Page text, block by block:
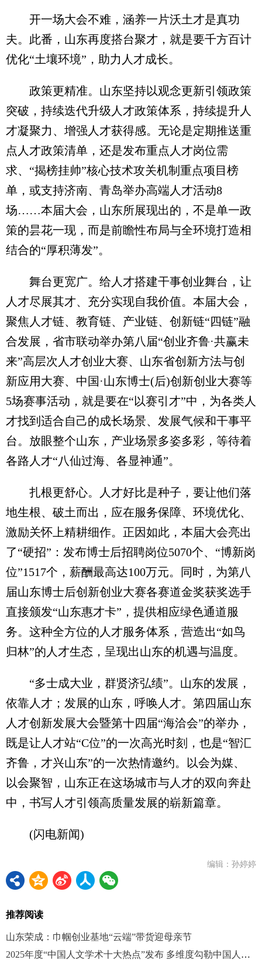
开一场大会不难，涵养一片沃土才是真功
夫。此番，山东再度搭台聚才，就是要千方百计
优化“土壤环境”，助力人才成长。
政策更精准。山东坚持以观念更新引领政策
突破，持续迭代升级人才政策体系，持续提升人
才凝聚力、增强人才获得感。无论是定期推送重
点人才政策清单，还是发布重点人才岗位需
求、“揭榜挂帅”核心技术攻关机制重点项目榜
单，或支持济南、青岛举办高端人才活动8
场……本届大会，山东所展现出的，不是单一政
策的昙花一现，而是前瞻性布局与全环境打造相
结合的“厚积薄发”。
舞台更宽广。给人才搭建干事创业舞台，让
人才尽展其才、充分实现自我价值。本届大会，
聚焦人才链、教育链、产业链、创新链“四链”融
合发展，省市联动举办第八届“创业齐鲁·共赢未
来”高层次人才创业大赛、山东省创新方法与创
新应用大赛、中国·山东博士(后)创新创业大赛等
5场赛事活动，就是要在“以赛引才”中，为各类人
才找到适合自己的成长场景、发展气候和干事平
台。放眼整个山东，产业场景多姿多彩，等待着
各路人才“八仙过海、各显神通”。
扎根更舒心。人才好比是种子，要让他们落
地生根、破土而出，应在服务保障、环境优化、
激励关怀上精耕细作。正因如此，本届大会亮出
了“硬招”：发布博士后招聘岗位5070个、“博新岗
位”1517个，薪酬最高达100万元。同时，为第八
届山东博士后创新创业大赛各赛道金奖获奖选手
直接颁发“山东惠才卡”，提供相应绿色通道服
务。这种全方位的人才服务体系，营造出“如鸟
归林”的人才生态，呈现出山东的机遇与温度。
“多士成大业，群贤济弘绩”。山东的发展，
依靠人才；发展的山东，呼唤人才。第四届山东
人才创新发展大会暨第十四届“海洽会”的举办，
既是让人才站“C位”的一次高光时刻，也是“智汇
齐鲁，才兴山东”的一次热情邀约。以会为媒、
以会聚智，山东正在这场城市与人才的双向奔赴
中，书写人才引领高质量发展的崭新篇章。
(闪电新闻)
编辑：孙婷婷
推荐阅读
山东荣成：巾帼创业基地“云端”带货迎母亲节
2025年度“中国人文学术十大热点”发布 多维度勾勒中国人文学术图景